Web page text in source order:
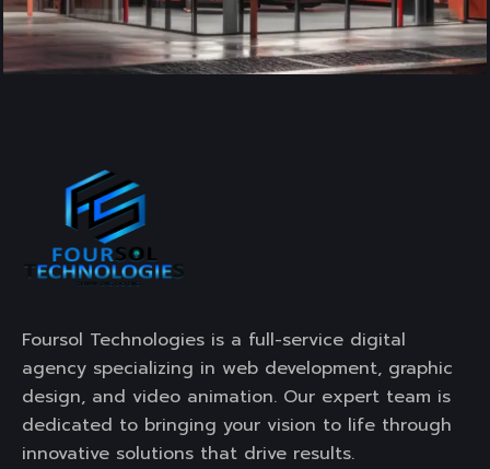
Foursol Technologies is a full-service digital
agency specializing in web development, graphic
design, and video animation. Our expert team is
dedicated to bringing your vision to life through
innovative solutions that drive results.